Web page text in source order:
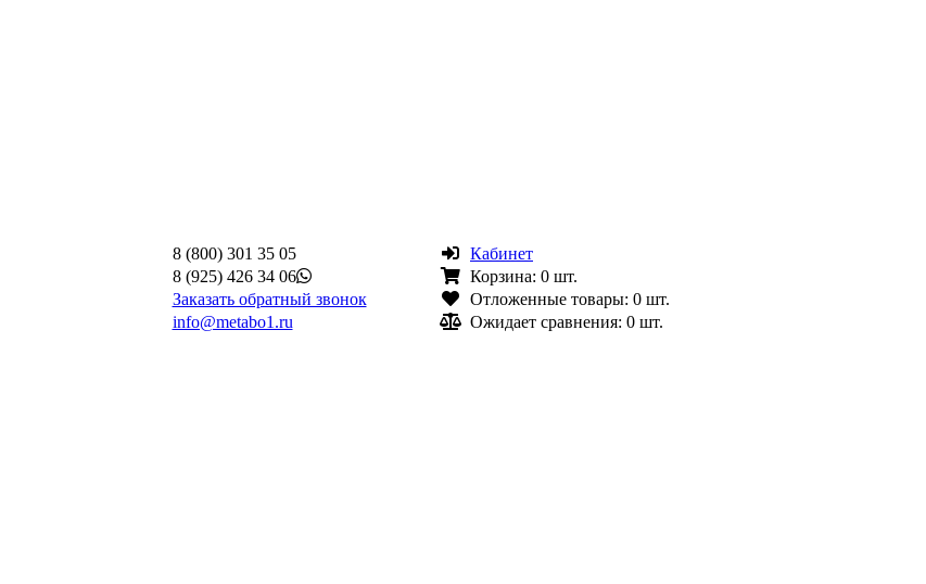
8 (800) 301 35 05
8 (925) 426 34 06
Заказать обратный звонок
info@metabo1.ru
Кабинет
Корзина: 0 шт.
Отложенные товары: 0 шт.
Ожидает сравнения: 0 шт.